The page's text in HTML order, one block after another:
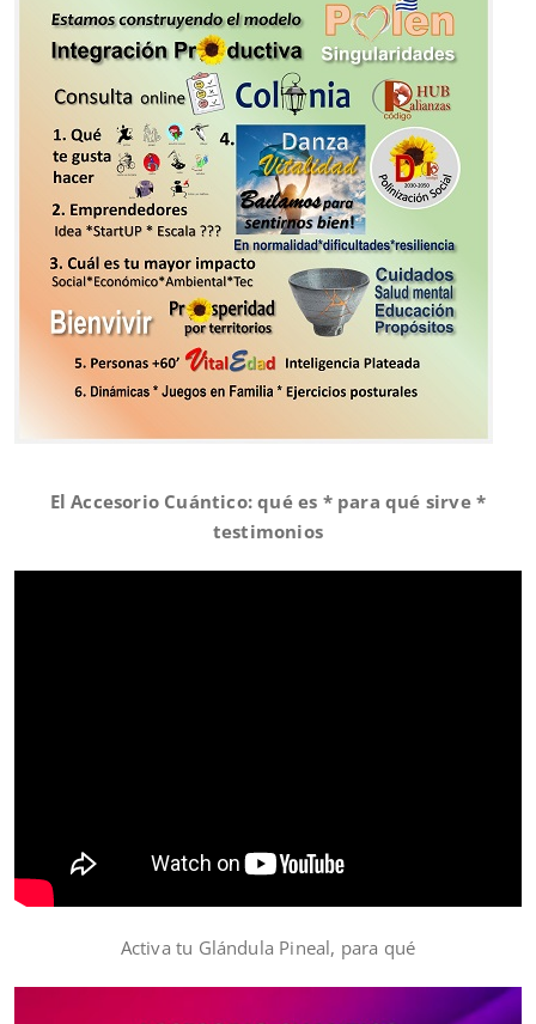
El Accesorio Cuántico: qué es * para qué sirve *
testimonios
Activa tu Glándula Pineal, para qué